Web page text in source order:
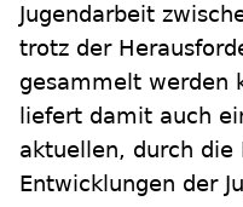
Jugendarbeit
trotz der
gesammelt werden
liefert damit auch
aktuellen, durch die
Entwicklungen der